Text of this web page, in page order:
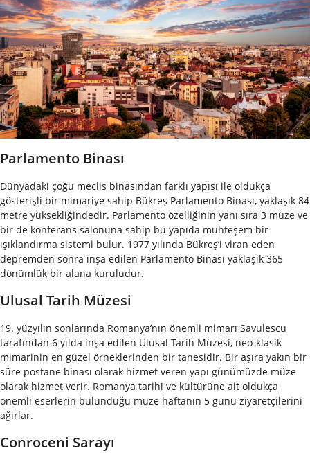
Parlamento Binası
Dünyadaki çoğu meclis binasından farklı yapısı ile oldukça
gösterişli bir mimariye sahip Bükreş Parlamento Binası, yaklaşık 84
metre yüksekliğindedir. Parlamento özelliğinin yanı sıra 3 müze ve
bir de konferans salonuna sahip bu yapıda muhteşem bir
ışıklandırma sistemi bulur. 1977 yılında Bükreş’i viran eden
depremden sonra inşa edilen Parlamento Binası yaklaşık 365
dönümlük bir alana kuruludur.
Ulusal Tarih Müzesi
19. yüzyılın sonlarında Romanya’nın önemli mimarı Savulescu
tarafından 6 yılda inşa edilen Ulusal Tarih Müzesi, neo-klasik
mimarinin en güzel örneklerinden bir tanesidir. Bir aşıra yakın bir
süre postane binası olarak hizmet veren yapı günümüzde müze
olarak hizmet verir. Romanya tarihi ve kültürüne ait oldukça
önemli eserlerin bulunduğu müze haftanın 5 günü ziyaretçilerini
ağırlar.
Conroceni Sarayı